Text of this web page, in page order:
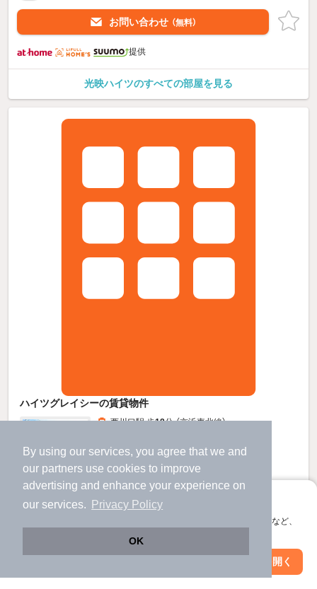
By using our services, you agree that we and
our partners use cookies to improve
advertising and enhance your experience on
our services.
Privacy Policy
OK
アプリに切り替えて、サクサクお部屋探し
会員登録なしですぐ使える。マップ検索やお気に入り保存など、
アプリを開く
お問い合わせ （無料）
提供
光映ハイツのすべての部屋を見る
ハイツグレイシーの賃貸物件
西川口駅 歩18分 （京浜東北線）
2階建 / 38年8ヶ月 / 軽量鉄骨
6.5万円
絞り込み条件を変更